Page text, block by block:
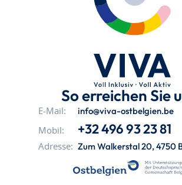
So erreichen Sie
E-Mail: info@viva-ostbelgien.be
Mobil: +32 496 93 23 81
Adresse: Zum Walkerstal 20, 4750